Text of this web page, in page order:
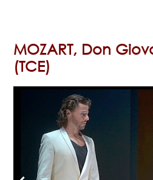
MOZART, Don
(TCE)